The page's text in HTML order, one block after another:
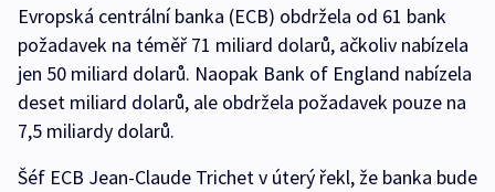
Evropská centrální banka (ECB) obdržela od 61 bank
požadavek na téměř 71 miliard dolarů, ačkoliv nabízela
jen 50 miliard dolarů. Naopak Bank of England nabízela
deset miliard dolarů, ale obdržela požadavek pouze na
7,5 miliardy dolarů.
Šéf ECB Jean-Claude Trichet v úterý řekl, že banka bude